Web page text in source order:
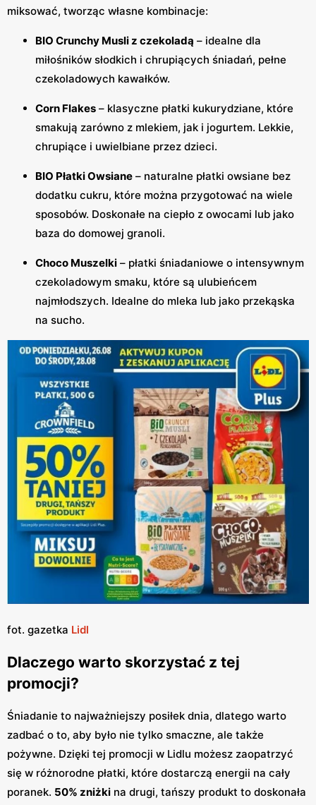
miksować, tworząc własne kombinacje:
BIO Crunchy Musli z czekoladą – idealne dla
miłośników słodkich i chrupiących śniadań, pełne
czekoladowych kawałków.
Corn Flakes – klasyczne płatki kukurydziane, które
smakują zarówno z mlekiem, jak i jogurtem. Lekkie,
chrupiące i uwielbiane przez dzieci.
BIO Płatki Owsiane – naturalne płatki owsiane bez
dodatku cukru, które można przygotować na wiele
sposobów. Doskonałe na ciepło z owocami lub jako
baza do domowej granoli.
Choco Muszelki – płatki śniadaniowe o intensywnym
czekoladowym smaku, które są ulubieńcem
najmłodszych. Idealne do mleka lub jako przekąska
na sucho.
fot. gazetka Lidl
Dlaczego warto skorzystać z tej
promocji?
Śniadanie to najważniejszy posiłek dnia, dlatego warto
zadbać o to, aby było nie tylko smaczne, ale także
pożywne. Dzięki tej promocji w Lidlu możesz zaopatrzyć
się w różnorodne płatki, które dostarczą energii na cały
poranek. 50% zniżki na drugi, tańszy produkt to doskonała